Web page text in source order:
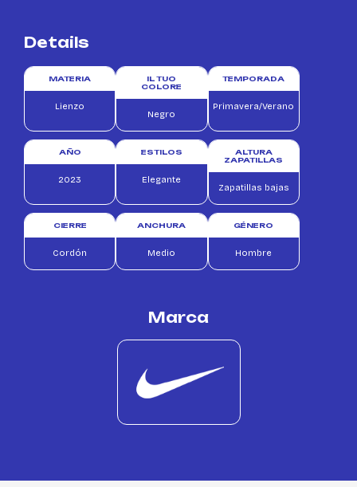
Details
MATERIA
Lienzo
IL TUO
COLORE
Negro
TEMPORADA
Primavera/Verano
AÑO
2023
ESTILOS
Elegante
ALTURA
ZAPATILLAS
Zapatillas bajas
CIERRE
Cordón
ANCHURA
Medio
GÉNERO
Hombre
Marca